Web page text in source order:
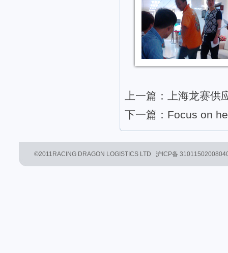
上一篇：上海龙赛
下一篇：Focus on
©2011RACING DRAGON LOGISTICS LTD 沪ICP备